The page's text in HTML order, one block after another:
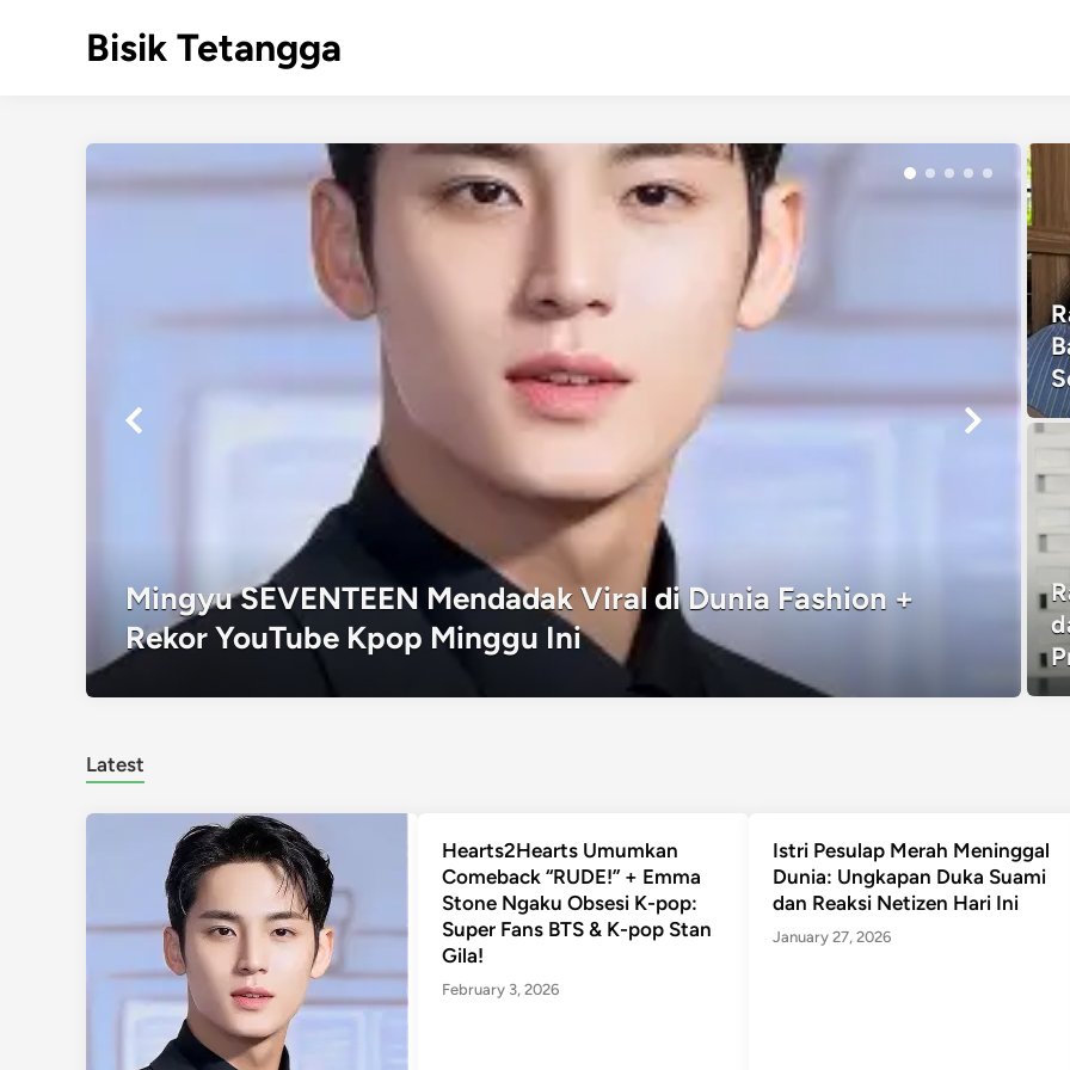
Bisik Tetangga
Mingyu SEVENTEEN Mendadak Viral di Dunia Fashion +
Rekor YouTube Kpop Minggu Ini
Latest
Hearts2Hearts Umumkan
Comeback “RUDE!” + Emma
Stone Ngaku Obsesi K-pop:
Super Fans BTS & K-pop Stan
Gila!
February 3, 2026
Istri Pesulap Merah Meninggal
Dunia: Ungkapan Duka Suami
dan Reaksi Netizen Hari Ini
January 27, 2026